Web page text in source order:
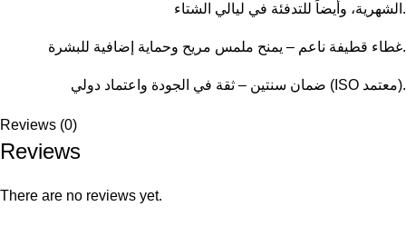
الشهرية، وأيضاً للتدفئة في ليالي الشتاء.
غطاء قطيفة ناعم – يمنح ملمس مريح وحماية إضافية للبشرة.
ضمان سنتين – ثقة في الجودة واعتماد دولي (ISO معتمد).
Reviews (0)
Reviews
There are no reviews yet.